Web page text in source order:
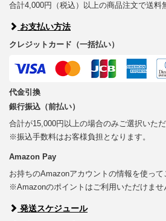
合計4,000円（税込）以上の商品注文で送料
お支払い方法
クレジットカード（一括払い）
代金引換
銀行振込（前払い）
合計が15,000円以上の場合のみご選択いただ
※振込手数料はお客様負担となります。
Amazon Pay
お持ちのAmazonアカウントの情報を使って
※Amazonのポイントはご利用いただけませ
発送スケジュール